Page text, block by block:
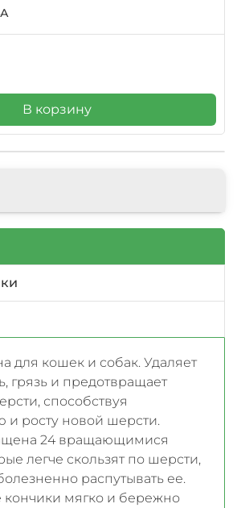
В корзину
для кошек и собак. Удаляет
грязь и предотвращает
способствуя
и росту новой шерсти.
24 вращающимися
легче скользят по шерсти,
распутывать ее.
кончики мягко и бережно